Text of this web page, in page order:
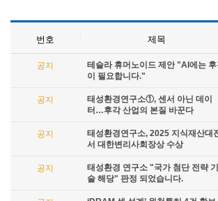
번호 제목
공지
테슬라 휴머노이드 제안 "AI에는
이 필요합니다."
공지
태성환경연구소①, 센서 아닌 데이
터…후각 산업의 본질 바꾼다
공지
태성환경연구소, 2025 지식재산대
서 대한변리사회장상 수상
공지
태성환경 연구소 "국가 첨단 전략 기
술 해당" 판정 되었습니다.